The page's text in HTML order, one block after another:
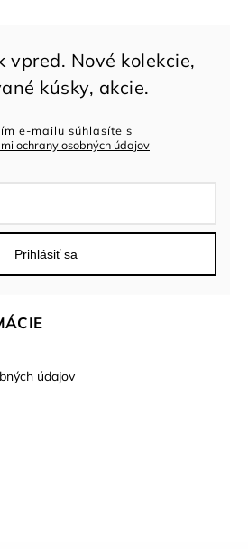
údajov
e-mailu súhlasíte s
ochrany osobných údajov
Prihlásiť sa